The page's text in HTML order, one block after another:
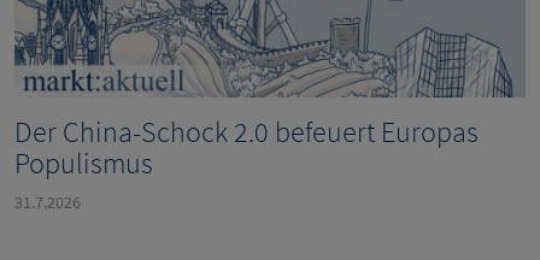
Der China-Schock 2.0 befeuert Europas
Populismus
31.7.2026